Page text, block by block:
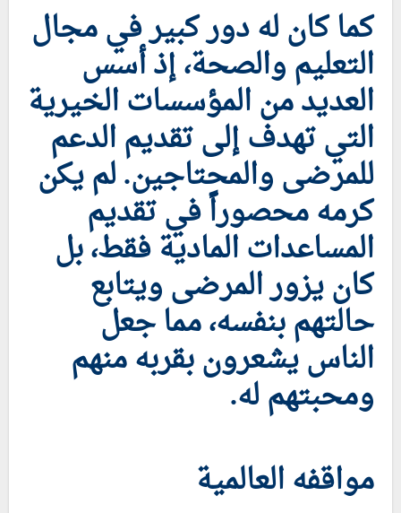
كما كان له دور كبير في مجال
التعليم والصحة، إذ أسس
العديد من المؤسسات الخيرية
التي تهدف إلى تقديم الدعم
للمرضى والمحتاجين. لم يكن
كرمه محصوراً في تقديم
المساعدات المادية فقط، بل
كان يزور المرضى ويتابع
حالتهم بنفسه، مما جعل
الناس يشعرون بقربه منهم
ومحبتهم له.
مواقفه العالمية